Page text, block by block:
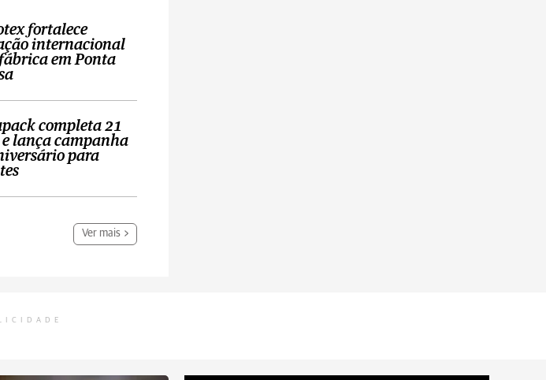
fortalece
internacional
em Ponta
completa 21
e lança campanha
para
Ver mais